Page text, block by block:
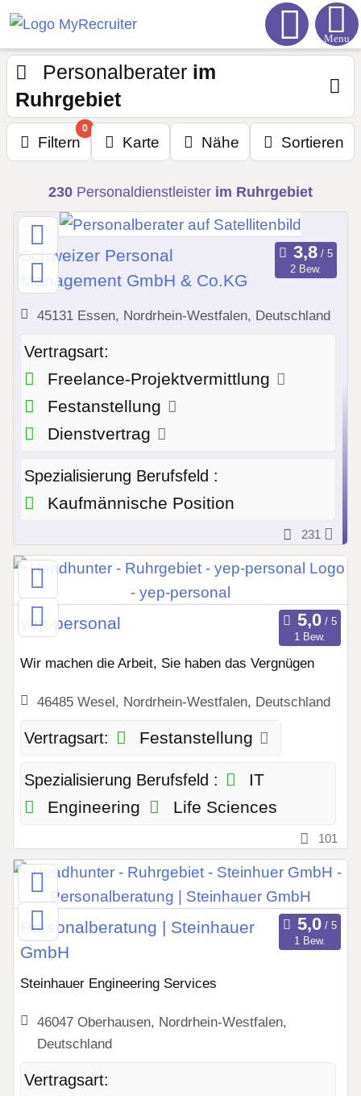
Menu
Personalberater im
Ruhrgebiet
Filtern
0
Karte Nähe Sortieren
230 Personaldienstleister im Ruhrgebiet
Schweizer Personal
Management GmbH & Co.KG
2 Bew.
45131 Essen, Nordrhein-Westfalen, Deutschland
Vertragsart:
Freelance-Projektvermittlung
Festanstellung
Dienstvertrag
Spezialisierung Berufsfeld :
Kaufmännische Position
231
yep-personal
1 Bew.
Wir machen die Arbeit, Sie haben das Vergnügen
46485 Wesel, Nordrhein-Westfalen, Deutschland
Vertragsart: Festanstellung
Spezialisierung Berufsfeld :
IT
Engineering
Life Sciences
101
Personalberatung | Steinhauer
GmbH
1 Bew.
Steinhauer Engineering Services
46047 Oberhausen, Nordrhein-Westfalen,
Deutschland
Vertragsart: